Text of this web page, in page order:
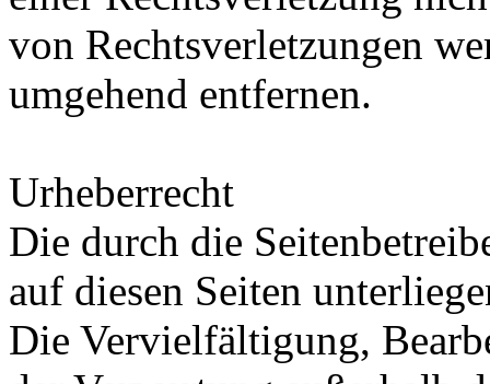
von Rechtsverletzungen
umgehend entfernen.
Urheberrecht
Die durch die
auf diesen Seiten
Die Vervielfältigung,